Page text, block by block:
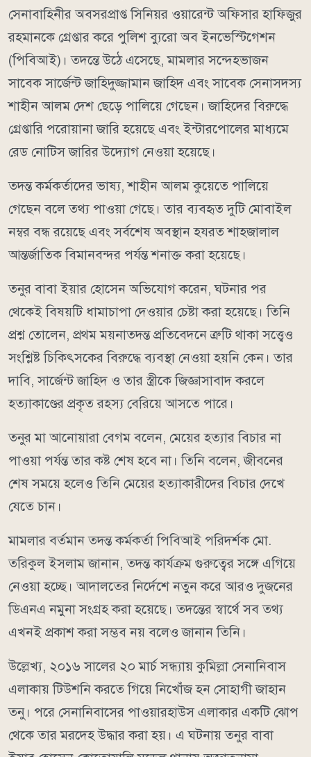
সেনাবাহিনীর অবসরপ্রাপ্ত সিনিয়র ওয়ারেন্ট অফিসার হাফিজুর
রহমানকে গ্রেপ্তার করে পুলিশ ব্যুরো অব ইনভেস্টিগেশন
(পিবিআই)। তদন্তে উঠে এসেছে, মামলার সন্দেহভাজন
সাবেক সার্জেন্ট জাহিদুজ্জামান জাহিদ এবং সাবেক সেনাসদস্য
শাহীন আলম দেশ ছেড়ে পালিয়ে গেছেন। জাহিদের বিরুদ্ধে
গ্রেপ্তারি পরোয়ানা জারি হয়েছে এবং ইন্টারপোলের মাধ্যমে
রেড নোটিস জারির উদ্যোগ নেওয়া হয়েছে।
তদন্ত কর্মকর্তাদের ভাষ্য, শাহীন আলম কুয়েতে পালিয়ে
গেছেন বলে তথ্য পাওয়া গেছে। তার ব্যবহৃত দুটি মোবাইল
নম্বর বন্ধ রয়েছে এবং সর্বশেষ অবস্থান হযরত শাহজালাল
আন্তর্জাতিক বিমানবন্দর পর্যন্ত শনাক্ত করা হয়েছে।
তনুর বাবা ইয়ার হোসেন অভিযোগ করেন, ঘটনার পর
থেকেই বিষয়টি ধামাচাপা দেওয়ার চেষ্টা করা হয়েছে। তিনি
প্রশ্ন তোলেন, প্রথম ময়নাতদন্ত প্রতিবেদনে ত্রুটি থাকা সত্ত্বেও
সংশ্লিষ্ট চিকিৎসকের বিরুদ্ধে ব্যবস্থা নেওয়া হয়নি কেন। তার
দাবি, সার্জেন্ট জাহিদ ও তার স্ত্রীকে জিজ্ঞাসাবাদ করলে
হত্যাকাণ্ডের প্রকৃত রহস্য বেরিয়ে আসতে পারে।
তনুর মা আনোয়ারা বেগম বলেন, মেয়ের হত্যার বিচার না
পাওয়া পর্যন্ত তার কষ্ট শেষ হবে না। তিনি বলেন, জীবনের
শেষ সময়ে হলেও তিনি মেয়ের হত্যাকারীদের বিচার দেখে
যেতে চান।
মামলার বর্তমান তদন্ত কর্মকর্তা পিবিআই পরিদর্শক মো.
তরিকুল ইসলাম জানান, তদন্ত কার্যক্রম গুরুত্বের সঙ্গে এগিয়ে
নেওয়া হচ্ছে। আদালতের নির্দেশে নতুন করে আরও দুজনের
ডিএনএ নমুনা সংগ্রহ করা হয়েছে। তদন্তের স্বার্থে সব তথ্য
এখনই প্রকাশ করা সম্ভব নয় বলেও জানান তিনি।
উল্লেখ্য, ২০১৬ সালের ২০ মার্চ সন্ধ্যায় কুমিল্লা সেনানিবাস
এলাকায় টিউশনি করতে গিয়ে নিখোঁজ হন সোহাগী জাহান
তনু। পরে সেনানিবাসের পাওয়ারহাউস এলাকার একটি ঝোপ
থেকে তার মরদেহ উদ্ধার করা হয়। এ ঘটনায় তনুর বাবা